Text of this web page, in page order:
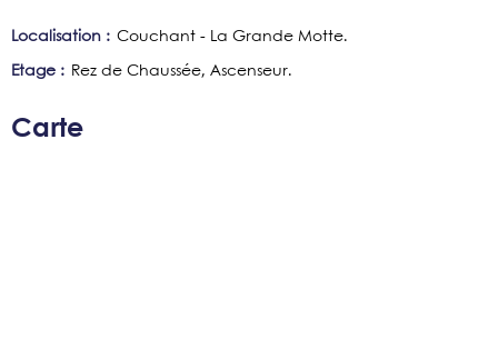
Localisation : Couchant - La Grande Motte
Etage : Rez de Chaussée Ascenseur
Carte